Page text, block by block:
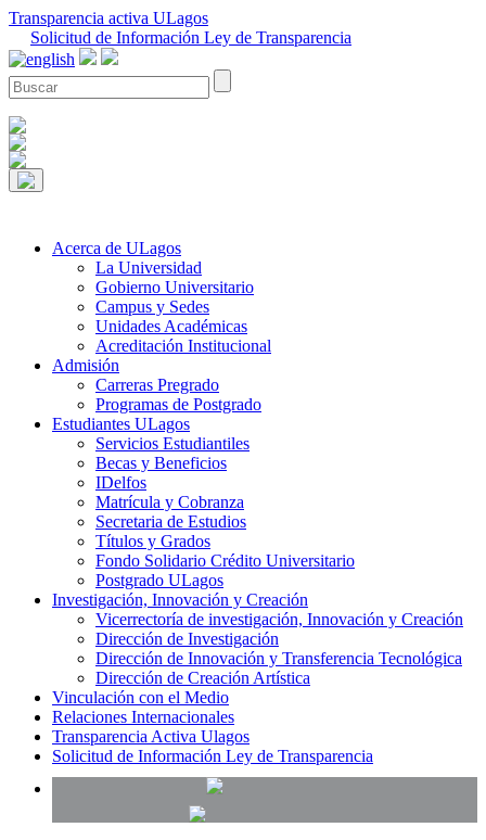
Transparencia activa ULagos
Solicitud de Información Ley de Transparencia
Acerca de ULagos
La Universidad
Gobierno Universitario
Campus y Sedes
Unidades Académicas
Acreditación Institucional
Admisión
Carreras Pregrado
Programas de Postgrado
Estudiantes ULagos
Servicios Estudiantiles
Becas y Beneficios
IDelfos
Matrícula y Cobranza
Secretaria de Estudios
Títulos y Grados
Fondo Solidario Crédito Universitario
Postgrado ULagos
Investigación, Innovación y Creación
Vicerrectoría de investigación, Innovación y Creación
Dirección de Investigación
Dirección de Innovación y Transferencia Tecnológica
Dirección de Creación Artística
Vinculación con el Medio
Relaciones Internacionales
Transparencia Activa Ulagos
Solicitud de Información Ley de Transparencia